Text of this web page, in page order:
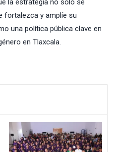
la estrategia no solo se
fortalezca y amplíe su
una política pública clave en
en Tlaxcala.